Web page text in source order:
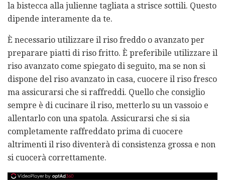
la bistecca alla julienne tagliata a strisce sottili. Questo
dipende interamente da te.
È necessario utilizzare il riso freddo o avanzato per
preparare piatti di riso fritto. È preferibile utilizzare il
riso avanzato come spiegato di seguito, ma se non si
dispone del riso avanzato in casa, cuocere il riso fresco
ma assicurarsi che si raffreddi. Quello che consiglio
sempre è di cucinare il riso, metterlo su un vassoio e
allentarlo con una spatola. Assicurarsi che si sia
completamente raffreddato prima di cuocere
altrimenti il ​​riso diventerà di consistenza grossa e non
si cuocerà correttamente.